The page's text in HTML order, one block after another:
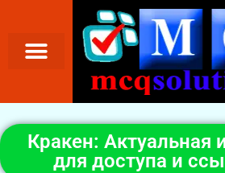
Кракен: Актуальная
для доступа и